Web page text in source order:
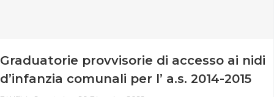
Graduatorie provvisorie di accesso ai nidi
d’infanzia comunali per l’ a.s. 2014-2015